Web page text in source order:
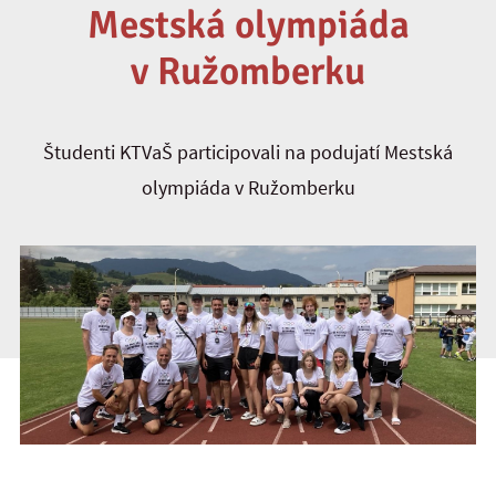
Mestská olympiáda
v Ružomberku
Študenti KTVaŠ participovali na podujatí Mestská
olympiáda v Ružomberku